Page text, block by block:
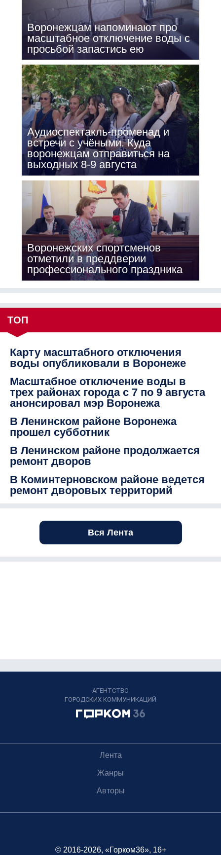
Воронежцам напоминают про
масштабное отключение воды с
просьбой запастись ею
Аудиоспектакль-променад и
встречи с учёными. Куда
воронежцам отправиться на
выходных 8-9 августа
Воронежских спортсменов
отметили в преддверии
профессионального праздника
ТОП
Карту масштабного отключения
воды опубликовали в Воронеже
Масштабное отключение воды в
трех районах города с 7 по 9 августа
анонсировал мэр Воронежа
В Ленинском районе Воронежа
прошел субботник
В Ленинском районе продолжается
ремонт дворов
В Коминтерновском районе ведется
ремонт дворовых территорий
Вся Лента
АГЕНТСТВО
ГОРОДСКИХ КОММУНИКАЦИЙ
Лента
Жанры
Авторы
© 2016-2026, «Горком36», 16+